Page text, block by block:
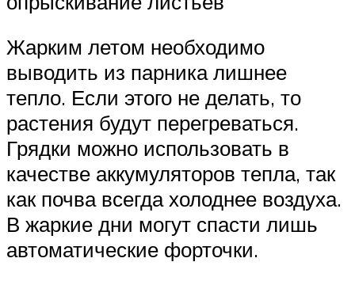
Жарким летом необходимо
выводить из парника лишнее
тепло. Если этого не делать, то
растения будут перегреваться.
Грядки можно использовать в
качестве аккумуляторов тепла, так
как почва всегда холоднее воздуха.
В жаркие дни могут спасти лишь
автоматические форточки.